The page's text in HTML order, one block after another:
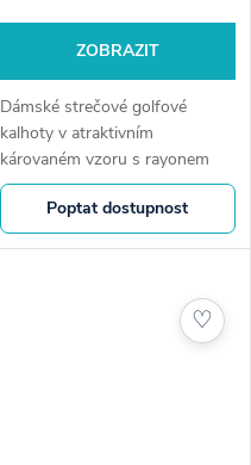
ZOBRAZIT
Dámské strečové golfové
kalhoty v atraktivním
károvaném vzoru s rayonem
Poptat dostupnost
♡